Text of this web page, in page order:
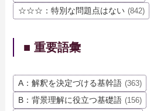
☆☆☆：特別な問題点はない (842)
■ 重要語彙
A：解釈を決定づける基幹語 (363)
B：背景理解に役立つ基礎語 (156)